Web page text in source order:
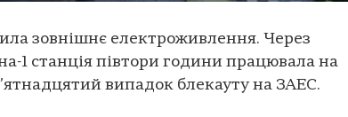
зовнішнє електроживлення. Через
1 станція півтори години працювала на
випадок блекауту на ЗАЕС.